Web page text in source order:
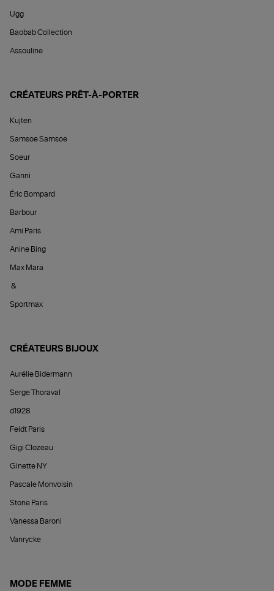
Ugg
Baobab Collection
Assouline
CRÉATEURS PRÊT-À-PORTER
Kujten
Samsoe Samsoe
Soeur
Ganni
Éric Bompard
Barbour
Ami Paris
Anine Bing
Max Mara
&
Sportmax
CRÉATEURS BIJOUX
Aurélie Bidermann
Serge Thoraval
d1928
Feidt Paris
Gigi Clozeau
Ginette NY
Pascale Monvoisin
Stone Paris
Vanessa Baroni
Vanrycke
MODE FEMME